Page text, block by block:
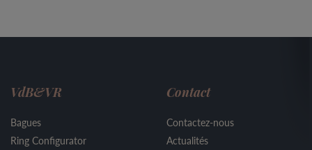
VdB&VR
Bagues
Ring Configurator
Contact
Contactez-nous
Actualités